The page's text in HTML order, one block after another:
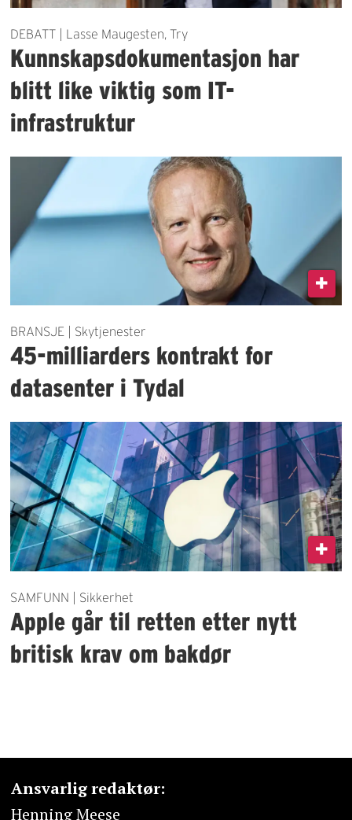
DEBATT | Lasse Maugesten, Try
Kunnskapsdokumentasjon har
blitt like viktig som IT-
infrastruktur
BRANSJE | Skytjenester
45-milliarders kontrakt for
datasenter i Tydal
SAMFUNN | Sikkerhet
Apple går til retten etter nytt
britisk krav om bakdør
Ansvarlig redaktør:
Henning Meese